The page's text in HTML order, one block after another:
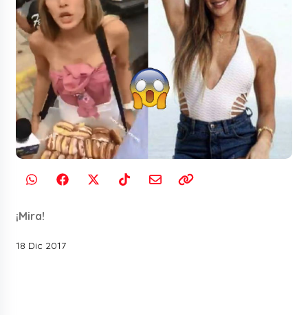
¡Mira!
18 Dic 2017